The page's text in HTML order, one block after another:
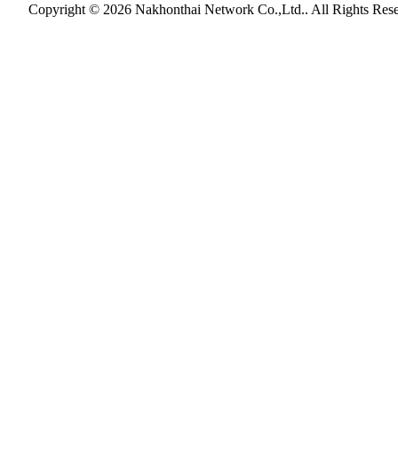
Copyright © 2026 Nakhonthai Network Co.,Ltd.. All Rights